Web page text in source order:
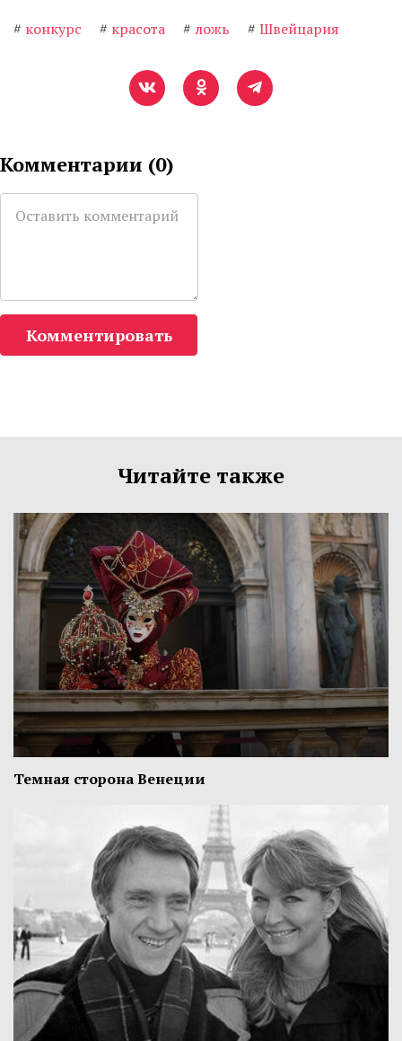
# конкурс # красота # ложь # Швейцария
Комментарии (0)
Комментировать
Читайте также
Темная сторона Венеции